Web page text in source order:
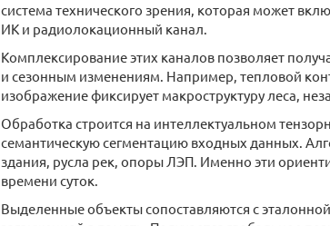
система технического зрения, которая может
ИК и радиолокационный канал.
Комплексирование этих каналов позволяет
и сезонным изменениям. Например, тепловой
изображение фиксирует макроструктуру леса,
Обработка строится на интеллектуальном
семантическую сегментацию входных данных.
здания, русла рек, опоры ЛЭП. Именно эти
времени суток.
Выделенные объекты сопоставляются с